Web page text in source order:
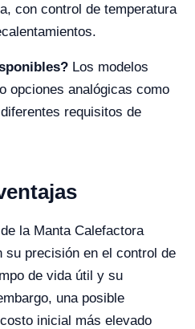
con control de temperatura
Los modelos
opciones analógicas como
requisitos de
la Manta Calefactora
su precisión en el control de
de vida útil y su
una posible
inicial más elevado